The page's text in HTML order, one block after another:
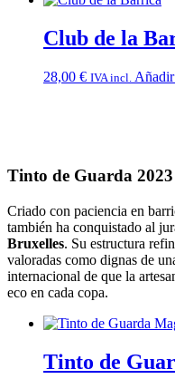
Club de la
28,00 € IVA incl.
Tinto de Guarda 2023
Criado con paciencia en
también ha conquistado al
Bruxelles. Su estructura
valoradas como dignas de
internacional de que la
eco en cada copa.
Tinto de